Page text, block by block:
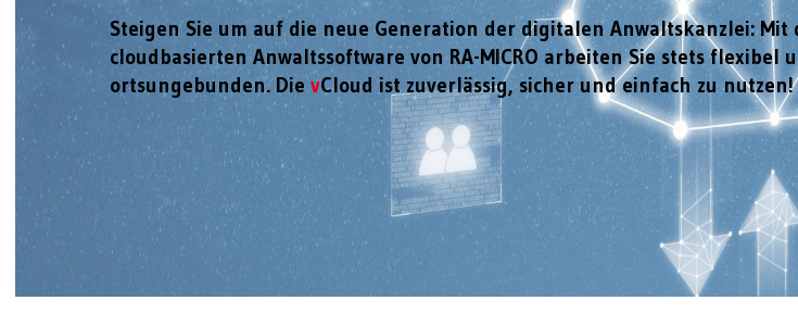
Steigen Sie um auf die neue Generation der digitalen Anwaltskanzlei: Mit
cloudbasierten Anwaltssoftware von RA-MICRO arbeiten Sie stets flexibel
ortsungebunden. DievCloud ist zuverlässig, sicher und einfach zu nutzen!